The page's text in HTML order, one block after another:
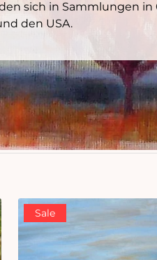
sich in Sammlungen in
den USA.
Sale